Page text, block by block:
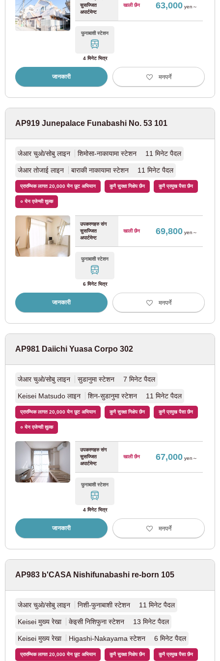
सुसज्जित
अपार्टमेन्ट
खाली छैन 63,000yen～
फुनाबाशी स्टेशन
4 मिनेट भित्र
जानकारी मनपर्ने
AP919 Junepalace Funabashi No. 53 101
जेआर चुओ/सोबु लाइन शिमोसा-नाकायामा स्टेशन 11 मिनेट पैदल
जेआर तोजाई लाइन बाराकी नाकायामा स्टेशन 11 मिनेट पैदल
प्रारम्भिक लागत 20,000 येन छुट अभियान कुनै सुरक्षा निक्षेप छैन कुनै प्रमुख पैसा छैन
० येन एजेन्सी शुल्क
उपकरणहरु संग
सुसज्जित
अपार्टमेन्ट
खाली छैन 69,800yen～
फुनाबाशी स्टेशन
6 मिनेट भित्र
जानकारी मनपर्ने
AP981 Daiichi Yuasa Corpo 302
जेआर चुओ/सोबु लाइन सुडानुमा स्टेशन 7 मिनेट पैदल
Keisei Matsudo लाइन शिन-सुडानुमा स्टेशन 11 मिनेट पैदल
प्रारम्भिक लागत 20,000 येन छुट अभियान कुनै सुरक्षा निक्षेप छैन कुनै प्रमुख पैसा छैन
० येन एजेन्सी शुल्क
उपकरणहरु संग
सुसज्जित
अपार्टमेन्ट
खाली छैन 67,000yen～
फुनाबाशी स्टेशन
4 मिनेट भित्र
जानकारी मनपर्ने
AP983 b'CASA Nishifunabashi re-born 105
जेआर चुओ/सोबु लाइन निशी-फुनाबाशी स्टेशन 11 मिनेट पैदल
Keisei मुख्य रेखा केइसी निशिफुना स्टेशन 13 मिनेट पैदल
Keisei मुख्य रेखा Higashi-Nakayama स्टेशन 6 मिनेट पैदल
प्रारम्भिक लागत 20,000 येन छुट अभियान कुनै सुरक्षा निक्षेप छैन कुनै प्रमुख पैसा छैन
टोक्यु इकेगामी लाइन (34)
टोक्यु मेगुरो लाइन (41)
(9)
सेइबु शिन्जुकु लाइन (165)
Seibu Ikebukuro लाइन
सेइबु युराकुचो लाइन (23)
सेइबु तोशिमा लाइन (15)
सेइबु कोकुबुन्जी लाइन (4)
(5)
केयो इलेक्ट्रिक रेलवे
केयो लाइन (110)
केयो नयाँ लाइन (20)
केइओ सागामिहारा लाइन (3)
केइओ ताकाओ लाइन
Odakyu इलेक्ट्रिक रेलवे
Odakyu Odawara रेखा
Keisei इलेक्ट्रिक रेलवे
Keisei Oshiage लाइन (3)
Keisei Kanamachi रेखा (9)
Keisei Chiba लाइन (11)